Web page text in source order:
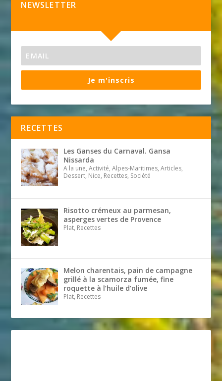
NEWSLETTER
Je m'inscris
RECETTES
Les Ganses du Carnaval. Gansa
Nissarda
A la une, Activité, Alpes-Maritimes, Articles,
Dessert, Nice, Recettes, Société
Risotto crémeux au parmesan,
asperges vertes de Provence
Plat, Recettes
Melon charentais, pain de campagne
grillé à la scamorza fumée, fine
roquette à l’huile d’olive
Plat, Recettes